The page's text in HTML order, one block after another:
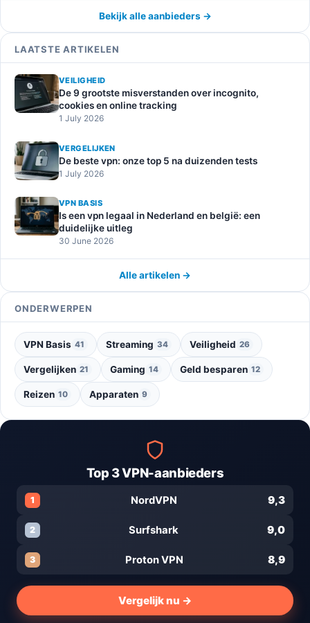
Bekijk alle aanbieders →
LAATSTE ARTIKELEN
VEILIGHEID
De 9 grootste misverstanden over incognito,
cookies en online tracking
1 July 2026
VERGELIJKEN
De beste vpn: onze top 5 na duizenden tests
1 July 2026
VPN BASIS
Is een vpn legaal in Nederland en belgië: een
duidelijke uitleg
30 June 2026
Alle artikelen →
ONDERWERPEN
VPN Basis 41 Streaming 34 Veiligheid 26
Vergelijken 21 Gaming 14 Geld besparen 12
Reizen 10 Apparaten 9
Top 3 VPN-aanbieders
1 NordVPN 9,3
2 Surfshark 9,0
3 Proton VPN 8,9
Vergelijk nu →